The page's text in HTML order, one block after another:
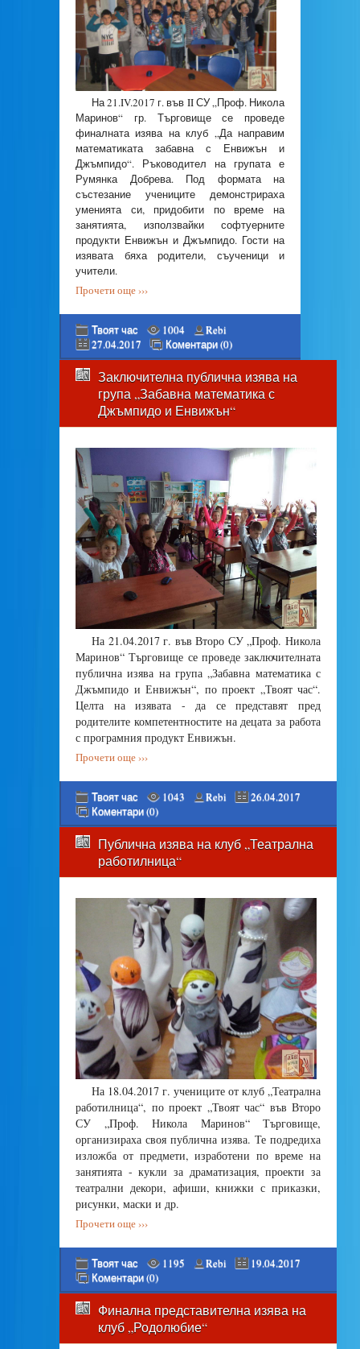
На 21.IV.2017 г. във II СУ „Проф. Никола
Маринов“ гр. Търговище се проведе
финалната изява на клуб „Да направим
математиката забавна с Енвижън и
Джъмпидо“. Ръководител на групата е
Румянка Добрева. Под формата на
състезание учениците демонстрираха
уменията си, придобити по време на
занятията, използвайки софтуерните
продукти Енвижън и Джъмпидо. Гости на
изявата бяха родители, съученици и
учители.
Прочети още ›››
Твоят час 1004
Rebi
27.04.2017
Коментари (0)
Заключителна публична изява на
група „Забавна математика с
Джъмпидо и Енвижън“
На 21.04.2017 г. във Второ СУ „Проф. Никола
Маринов“ Търговище се проведе заключителната
публична изява на група „Забавна математика с
Джъмпидо и Енвижън“, по проект „Твоят час“.
Целта на изявата - да се представят пред
родителите компетентностите на децата за работа
с програмния продукт Енвижън.
Прочети още ›››
Твоят час 1043 Rebi
26.04.2017
Коментари (0)
Публична изява на клуб „Театрална
работилница“
На 18.04.2017 г. учениците от клуб „Театрална
работилница“, по проект „Твоят час“ във Второ
СУ „Проф. Никола Маринов“ Търговище,
организираха своя публична изява. Те подредиха
изложба от предмети, изработени по време на
занятията - кукли за драматизация, проекти за
театрални декори, афиши, книжки с приказки,
рисунки, маски и др.
Прочети още ›››
Твоят час 1195 Rebi
19.04.2017
Коментари (0)
Финална представителна изява на
клуб „Родолюбие“